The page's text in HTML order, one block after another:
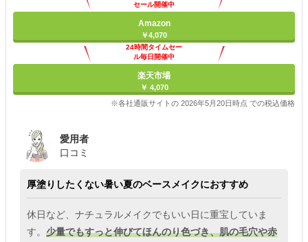
セール開催中
Amazon
￥4,070
24時間タイムセー
ル毎日開催中
楽天市場
￥ 4,070
※各社通販サイトの 2026年5月20日時点 での税込価格
愛用者
口コミ
厚塗りしたくない暑い夏のベースメイクにおすすめ
休日など、ナチュラルメイクでもいい日に重宝していま
す。 少量でもすっと伸びてほんのり色づき、肌の毛穴や赤